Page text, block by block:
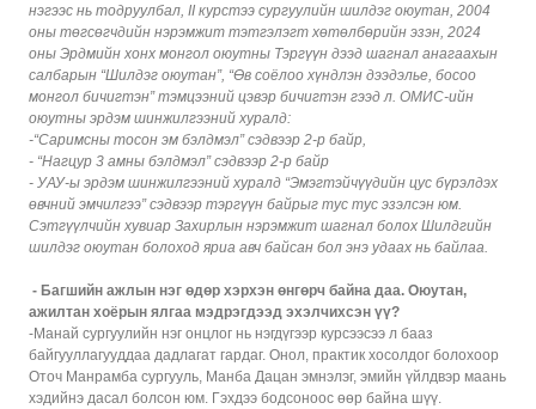
нэгээс нь тодруулбал, II курстээ сургуулийн шилдэг оюутан, 2004
оны төгсөгчдийн нэрэмжит тэтгэлэгт хөтөлбөрийн эзэн, 2024
оны Эрдмийн хонх монгол оюутны Тэргүүн дээд шагнал анагаахын
салбарын “Шилдэг оюутан”, “Өв соёлоо хүндлэн дээдэлье, босоо
монгол бичигтэн” тэмцээний цэвэр бичигтэн гээд л. ОМИС-ийн
оюутны эрдэм шинжилгээний хуралд:
-“Саримсны тосон эм бэлдмэл” сэдвээр 2-р байр,
- “Нагцур 3 амны бэлдмэл” сэдвээр 2-р байр
- УАУ-ы эрдэм шинжилгээний хуралд “Эмэгтэйчүүдийн цус бүрэлдэх
өвчний эмчилгээ” сэдвээр тэргүүн байрыг тус тус эзэлсэн юм.
Сэтгүүлчийн хувиар Захирлын нэрэмжит шагнал болох Шилдгийн
шилдэг оюутан болоход яриа авч байсан бол энэ удаах нь байлаа.
- Багшийн ажлын нэг өдөр хэрхэн өнгөрч байна даа. Оюутан,
ажилтан хоёрын ялгаа мэдрэгдээд эхэлчихсэн үү?
-Манай сургуулийн нэг онцлог нь нэгдүгээр курсээсээ л бааз
байгууллагууддаа дадлагат гардаг. Онол, практик хосолдог болохоор
Оточ Манрамба сургууль, Манба Дацан эмнэлэг, эмийн үйлдвэр маань
хэдийнэ дасал болсон юм. Гэхдээ бодсоноос өөр байна шүү.